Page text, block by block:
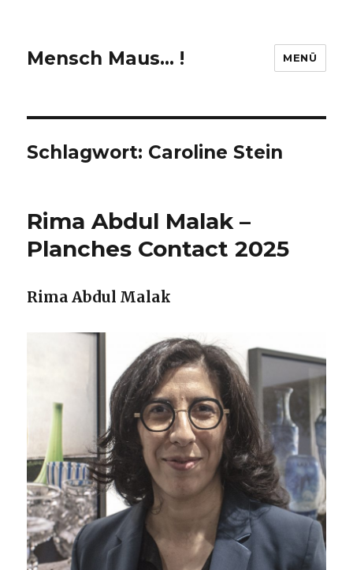
Mensch Maus… ! MENÜ
Schlagwort: Caroline Stein
Rima Abdul Malak –
Planches Contact 2025
Rima Abdul Malak